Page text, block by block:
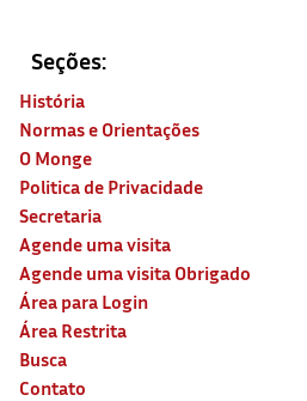
Seções:
História
Normas e Orientações
O Monge
Politica de Privacidade
Secretaria
Agende uma visita
Agende uma visita Obrigado
Área para Login
Área Restrita
Busca
Contato